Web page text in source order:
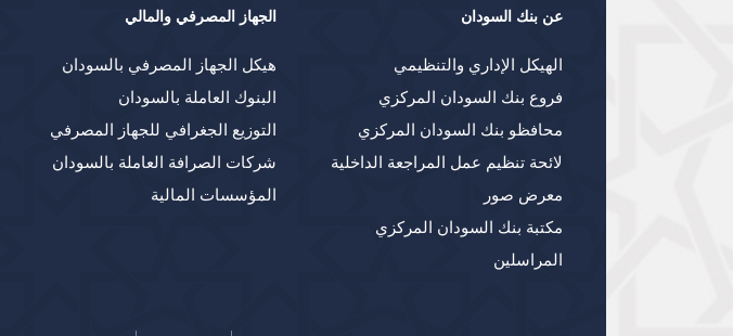
عن بنك السودان
الهيكل الإداري والتنظيمي
فروع بنك السودان المركزي
محافظو بنك السودان المركزي
لائحة تنظيم عمل المراجعة الداخلية
معرض صور
مكتبة بنك السودان المركزي
المراسلين
الجهاز المصرفي والمالي
هيكل الجهاز المصرفي بالسودان
البنوك العاملة بالسودان
التوزيع الجغرافي للجهاز المصرفي
شركات الصرافة العاملة بالسودان
المؤسسات المالية